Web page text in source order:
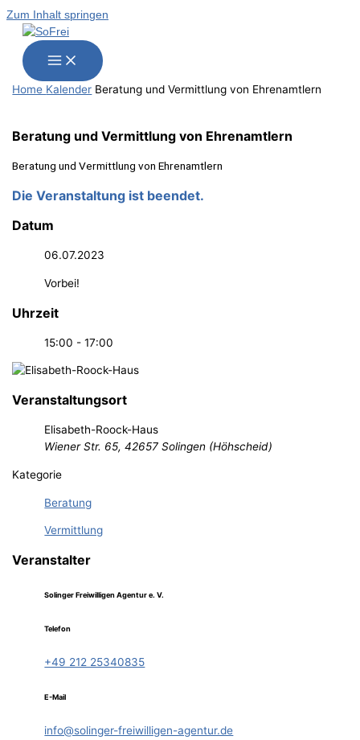
Zum Inhalt springen
Home Kalender Bera­tung und Ver­mitt­lung von Ehrenamtlern
Bera­tung und Ver­mitt­lung von Ehrenamtlern
Bera­tung und Ver­mitt­lung von Ehrenamtlern
Die Veranstaltung ist beendet.
Datum
06.07.2023
Vorbei!
Uhrzeit
15:00 - 17:00
Veranstaltungsort
Elisabeth-Roock-Haus
Wiener Str. 65, 42657 Solingen (Höhscheid)
Kategorie
Beratung
Vermittlung
Veranstalter
Solinger Freiwilligen Agentur e. V.
Telefon
+49 212 25340835
E-Mail
info@solinger-freiwilligen-agentur.de